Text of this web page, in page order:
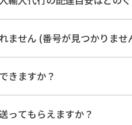
ません (番号が見つかりませ
きますか？
ってもらえますか？